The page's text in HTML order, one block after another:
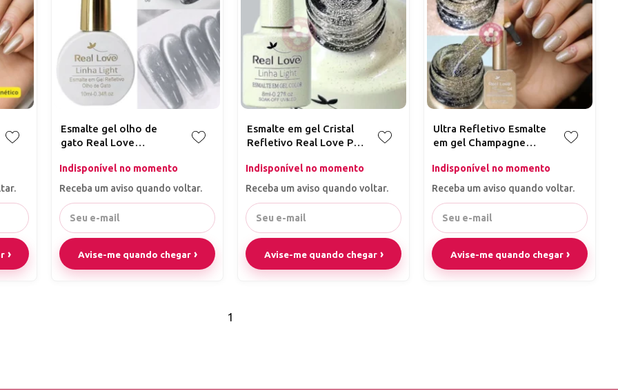
Esmalte gel olho de
gato Real Love
Magnético
Indisponível no momento
Receba um aviso quando voltar.
Avise-me quando chegar
Esmalte em gel Cristal
Refletivo Real Love P90
Indisponível no momento
Receba um aviso quando voltar.
Avise-me quando chegar
Ultra Refletivo Esmalte
em gel Champagne
Love 04
Indisponível no momento
Receba um aviso quando voltar.
Avise-me quando chegar
1